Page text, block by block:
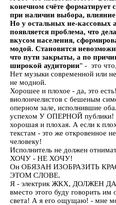
конечном счёте форматирует
при наличии выбора,
Но у остальных не-кассовых
появляется проблема, что
вкусом населения,
модой. Становится
что пути закрыты, а по
широкой аудитории" - это
Нет музыки современной или
не модной.
Хорошее и плохое - да, это
виолончелистов с бешеным
оперном зале, исполнившие
успехом У ОПЕРНОЙ публики!
хорошая и плохая. А если к
текстам - это же откровенное
человеку!
Исполнитель не должен
ХОЧУ - НЕ ХОЧУ!
Он ОБЯЗАН ИЗОБРАЗИТЬ
ЭТОМ СЛОВЕ.
Я - электрик ЖКХ, ДОЛЖЕН
вместо этого буду говорить им
света! А я его ощущаю! - мне